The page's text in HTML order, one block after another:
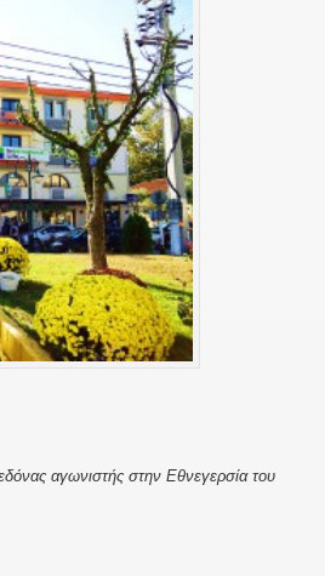
αγωνιστής στην Εθνεγερσία του